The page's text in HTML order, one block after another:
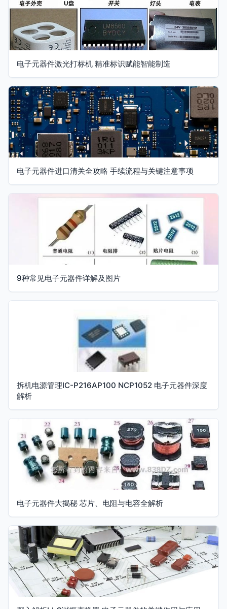
电子元器件激光打标机 精准标识赋能智能制造
电子元器件进口清关全攻略 手续流程与关键注意事项
9种常见电子元器件详解及图片
拆机电源管理IC-P216AP100 NCP1052 电子元器件深度
解析
电子元器件大揭秘 芯片、电阻与电容全解析